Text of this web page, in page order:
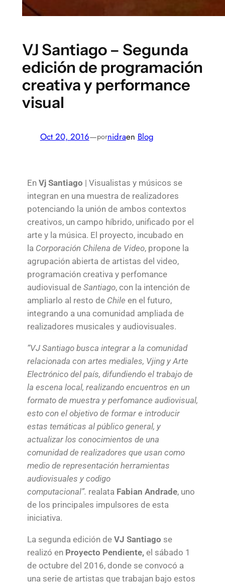
VJ Santiago – Segunda
edición de programación
creativa y performance
visual
Oct 20, 2016—pornidraen Blog
En Vj Santiago | Visualistas y músicos se
integran en una muestra de realizadores
potenciando la unión de ambos contextos
creativos, un campo híbrido, unificado por el
arte y la música. El proyecto, incubado en
la Corporación Chilena de Video, propone la
agrupación abierta de artistas del video,
programación creativa y perfomance
audiovisual de Santiago, con la intención de
ampliarlo al resto de Chile en el futuro,
integrando a una comunidad ampliada de
realizadores musicales y audiovisuales.
“VJ Santiago busca integrar a la comunidad
relacionada con artes mediales, Vjing y Arte
Electrónico del país, difundiendo el trabajo de
la escena local, realizando encuentros en un
formato de muestra y perfomance audiovisual,
esto con el objetivo de formar e introducir
estas temáticas al público general, y
actualizar los conocimientos de una
comunidad de realizadores que usan como
medio de representación herramientas
audiovisuales y codigo
computacional”. realata Fabian Andrade, uno
de los principales impulsores de esta
iniciativa.
La segunda edición de VJ Santiago se
realizó en Proyecto Pendiente,el sábado 1
de octubre del 2016, donde se convocó a
una serie de artistas que trabajan bajo estos